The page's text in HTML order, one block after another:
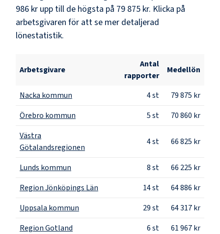
986 kr upp till de högsta på 79 875 kr. Klicka på
arbetsgivaren för att se mer detaljerad
lönestatistik.
Arbetsgivare
Antal
rapporter
Medellön
Nacka kommun 4st
79 875 kr
Örebro kommun
5st
70 860 kr
Västra
Götalandsregionen
4st 66 825 kr
Lunds kommun 8st
66 225 kr
Region Jönköpings Län
14st
64 886 kr
Uppsala kommun
29st
64 317 kr
Region Gotland
6st
61 967 kr